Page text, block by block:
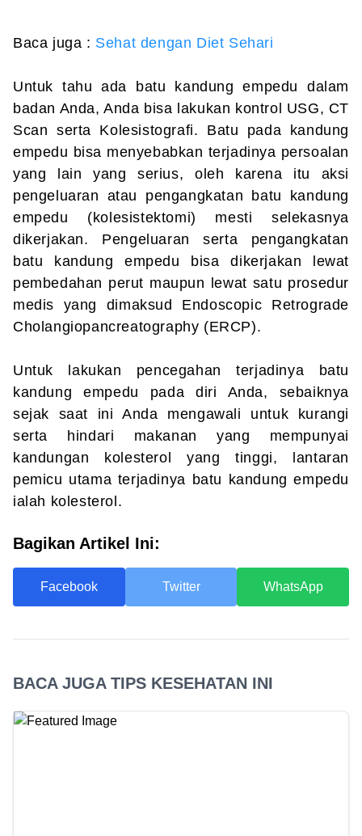
Baca juga : Sehat dengan Diet Sehari
Untuk tahu ada batu kandung empedu dalam
badan Anda, Anda bisa lakukan kontrol USG, CT
Scan serta Kolesistografi. Batu pada kandung
empedu bisa menyebabkan terjadinya persoalan
yang lain yang serius, oleh karena itu aksi
pengeluaran atau pengangkatan batu kandung
empedu (kolesistektomi) mesti selekasnya
dikerjakan. Pengeluaran serta pengangkatan
batu kandung empedu bisa dikerjakan lewat
pembedahan perut maupun lewat satu prosedur
medis yang dimaksud Endoscopic Retrograde
Cholangiopancreatography (ERCP).
Untuk lakukan pencegahan terjadinya batu
kandung empedu pada diri Anda, sebaiknya
sejak saat ini Anda mengawali untuk kurangi
serta hindari makanan yang mempunyai
kandungan kolesterol yang tinggi, lantaran
pemicu utama terjadinya batu kandung empedu
ialah kolesterol.
Bagikan Artikel Ini:
Facebook Twitter WhatsApp
BACA JUGA TIPS KESEHATAN INI